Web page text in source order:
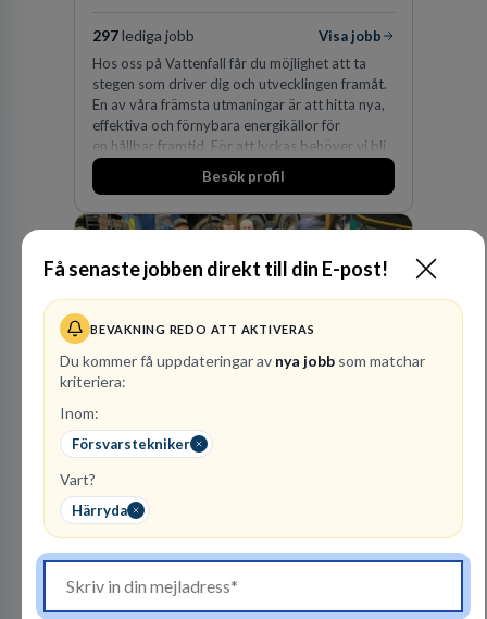
Få senaste jobben direkt till din E-post!
BEVAKNING REDO ATT AKTIVERAS
Du kommer få uppdateringar av nya jobb som matchar
kriteriera:
Inom:
Försvarstekniker
Vart?
Härryda
297lediga jobb
Visa jobb
Hos oss på Vattenfall får du möjlighet att ta
stegen som driver dig och utvecklingen framåt.
En av våra främsta utmaningar är att hitta nya,
effektiva och förnybara energikällor för
en hållbar framtid. För att lyckas behöver vi bli
fler medarbetare som vill göra skillnad.
Besök profil
Lastvagnar AB
ÅTERFÖRSÄLJARE
1lediga jobb
särskilde lastvagnsverksamheten från
huvudanläggningen i Värnamo. Sedan dess har
Besök profil